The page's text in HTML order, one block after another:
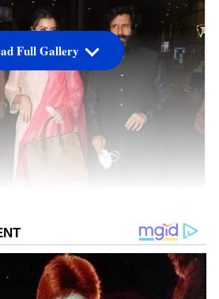
Full Gallery